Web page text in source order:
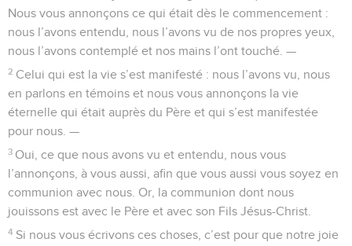
Nous vous annonçons ce qui était dès le commencement :
nous l’avons entendu, nous l’avons vu de nos propres yeux,
nous l’avons contemplé et nos mains l’ont touché. —
2 Celui qui est la vie s’est manifesté : nous l’avons vu, nous
en parlons en témoins et nous vous annonçons la vie
éternelle qui était auprès du Père et qui s’est manifestée
pour nous. —
3 Oui, ce que nous avons vu et entendu, nous vous
l’annonçons, à vous aussi, afin que vous aussi vous soyez en
communion avec nous. Or, la communion dont nous
jouissons est avec le Père et avec son Fils Jésus-Christ.
4 Si nous vous écrivons ces choses, c’est pour que notre joie